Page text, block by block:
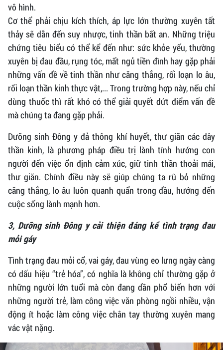
vô hình.
Cơ thể phải chịu kích thích, áp lực lớn thường xuyên tất
thảy sẽ dẫn đến suy nhược, tinh thần bất an. Những triệu
chứng tiêu biểu có thể kể đến như: sức khỏe yếu, thường
xuyên bị đau đầu, rụng tóc, mất ngủ tiền đình hay gặp phải
những vấn đề về tinh thần như căng thẳng, rối loạn lo âu,
rối loạn thần kinh thực vật,... Trong trường hợp này, nếu chỉ
dùng thuốc thì rất khó có thể giải quyết dứt điểm vấn đề
mà chúng ta đang gặp phải.
Dưỡng sinh Đông y đả thông khí huyết, thư giãn các dây
thần kinh, là phương pháp điều trị lành tính hướng con
người đến việc ổn định cảm xúc, giữ tinh thần thoải mái,
thư giãn. Chính điều này sẽ giúp chúng ta rũ bỏ những
căng thẳng, lo âu luôn quanh quẩn trong đầu, hướng đến
cuộc sống lành mạnh hơn.
3, Dưỡng sinh Đông y cải thiện đáng kể tình trạng đau
mỏi gáy
Tình trạng đau mỏi cổ, vai gáy, đau vùng eo lưng ngày càng
có dấu hiệu “trẻ hóa”, có nghĩa là không chỉ thường gặp ở
những người lớn tuổi mà còn đang dần phổ biến hơn với
những người trẻ, làm công việc văn phòng ngồi nhiều, vận
động ít hoặc làm công việc chân tay thường xuyên mang
vác vật nặng.